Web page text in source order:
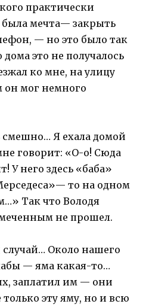
практически
была мечта— закрыть
— но это было так
это не получалось
ко мне, на улицу
он мог немного
Я ехала домой
говорит: «О-о! Сюда
У него здесь «баба»
то на одном
Так что Володя
не прошел.
Около нашего
— яма какая-то…
заплатил им — они
эту яму, но и всю